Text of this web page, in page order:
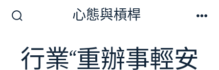
切
換
開
心態與槓桿
行業“重辦事輕安